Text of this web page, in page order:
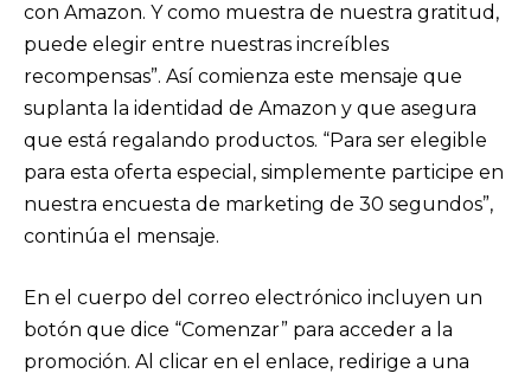
con Amazon. Y como muestra de nuestra gratitud,
puede elegir entre nuestras increíbles
recompensas”. Así comienza este mensaje que
suplanta la identidad de Amazon y que asegura
que está regalando productos. “Para ser elegible
para esta oferta especial, simplemente participe en
nuestra encuesta de marketing de 30 segundos”,
continúa el mensaje.
En el cuerpo del correo electrónico incluyen un
botón que dice “Comenzar” para acceder a la
promoción. Al clicar en el enlace, redirige a una